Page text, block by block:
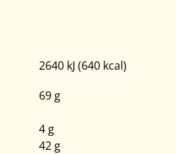
2640 kJ (640 kcal)
69 g
4 g
42 g